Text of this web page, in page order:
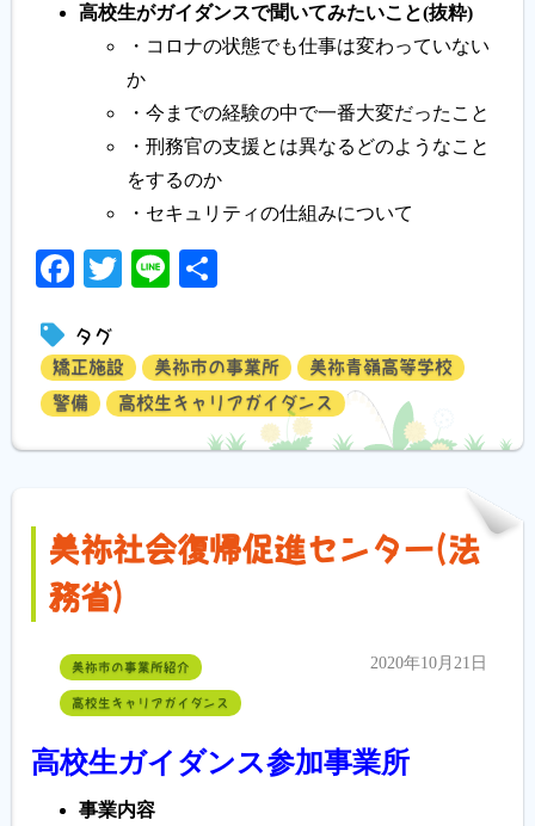
高校生がガイダンスで聞いてみたいこと(抜粋)
・コロナの状態でも仕事は変わっていない
か
・今までの経験の中で一番大変だったこと
・刑務官の支援とは異なるどのようなこと
をするのか
・セキュリティの仕組みについて
Facebook
Twitter
Line
タグ
矯正施設 美祢市の事業所
美祢青嶺高等学校
警備
高校生キャリアガイダンス
美祢社会復帰促進センター(法
務省)
美祢市の事業所紹介
高校生キャリアガイダンス
2020年10月21日
高校生ガイダンス参加事業所
事業内容